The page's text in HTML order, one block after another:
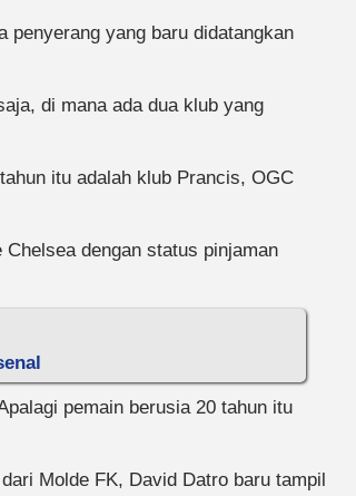
penyerang yang baru didatangkan
di mana ada dua klub yang
itu adalah klub Prancis, OGC
dengan status pinjaman
pemain berusia 20 tahun itu
Molde FK, David Datro baru tampil